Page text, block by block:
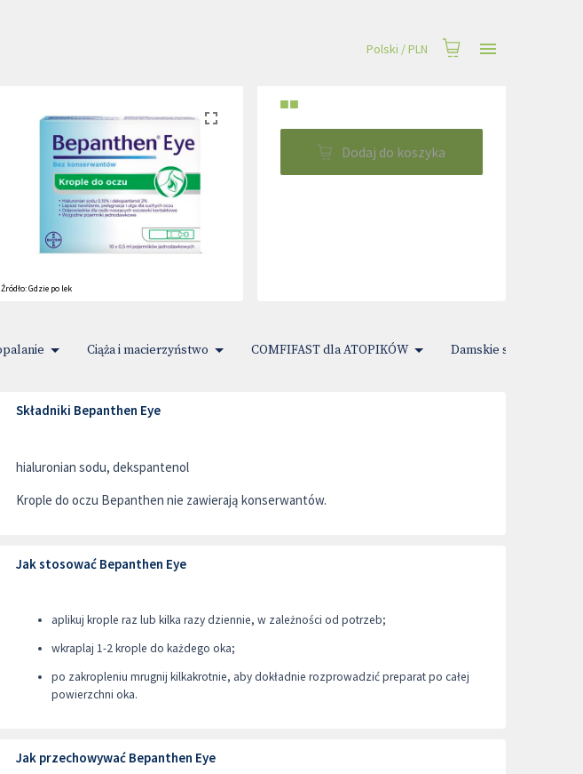
Polski /PLN
Źródło:Gdzie po lek
■■
Dodaj do koszyka
Ciąża i macierzyństwo COMFIFAST dla ATOPIKÓW Damskie sprawy
Składniki Bepanthen Eye
hialuronian sodu, dekspantenol
Krople do oczu Bepanthen nie zawierają konserwantów.
Jak stosować Bepanthen Eye
aplikuj krople raz lub kilka razy dziennie, w zależności od potrzeb;
wkraplaj 1-2 krople do każdego oka;
po zakropleniu mrugnij kilkakrotnie, aby dokładnie rozprowadzić preparat po całej
powierzchni oka.
Jak przechowywać Bepanthen Eye